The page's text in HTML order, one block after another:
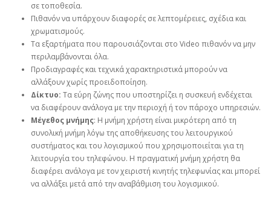
σε τοποθεσία.
Πιθανόν να υπάρχουν διαφορές σε λεπτομέρειες, σχέδια και
χρωματισμούς.
Τα εξαρτήματα που παρουσιάζονται στο Video πιθανόν να μην
περιλαμβάνονται όλα.
Προδιαγραφές και τεχνικά χαρακτηριστικά μπορούν να
αλλάξουν χωρίς προειδοποίηση.
Δίκτυο: Τα εύρη ζώνης που υποστηρίζει η συσκευή ενδέχεται
να διαφέρουν ανάλογα με την περιοχή ή τον πάροχο υπηρεσιών.
Μέγεθος μνήμης: Η μνήμη χρήστη είναι μικρότερη από τη
συνολική μνήμη λόγω της αποθήκευσης του λειτουργικού
συστήματος και του λογισμικού που χρησιμοποιείται για τη
λειτουργία του τηλεφώνου. Η πραγματική μνήμη χρήστη θα
διαφέρει ανάλογα με τον χειριστή κινητής τηλεφωνίας και μπορεί
να αλλάξει μετά από την αναβάθμιση του λογισμικού.